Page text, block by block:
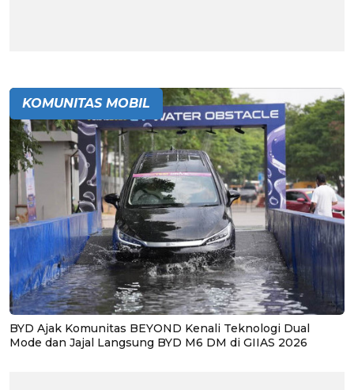
KOMUNITAS MOBIL
BYD Ajak Komunitas BEYOND Kenali Teknologi Dual
Mode dan Jajal Langsung BYD M6 DM di GIIAS 2026